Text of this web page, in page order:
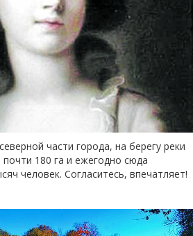
части города, на берегу реки
180 га и ежегодно сюда
человек. Согласитесь, впечатляет!